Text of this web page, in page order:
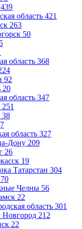
439
область 421
263
50
область 368
92
20
область 347
251
38
область 327
Дону 209
26
19
Татарстан 304
Челны 56
22
область 301
212
22